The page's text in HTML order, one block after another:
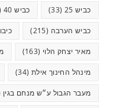
כביש 25 (33) כביש 40
כביש הערבה (215)
מאיר יצחק הלוי (163)
מינהל החינוך אילת (34)
מעבר הגבול ע״ש מנחם